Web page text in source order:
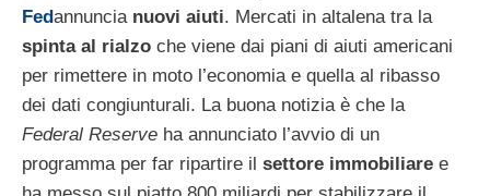
Fedannuncia nuovi aiuti. Mercati in altalena tra la
spinta al rialzo che viene dai piani di aiuti americani
per rimettere in moto l’economia e quella al ribasso
dei dati congiunturali. La buona notizia è che la
Federal Reserve ha annunciato l’avvio di un
programma per far ripartire il settore immobiliare e